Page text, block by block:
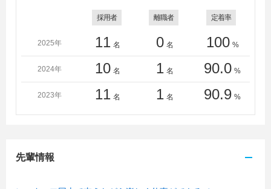
採用者 離職者 定着率
2025年 11 名 0 名 100 %
2024年 10 名 1 名 90.0 %
2023年 11 名 1 名 90.9 %
先輩情報